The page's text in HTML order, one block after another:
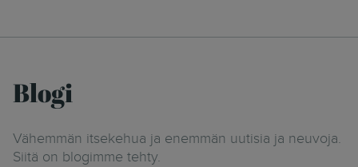
Blogi
Vähemmän itsekehua ja enemmän uutisia ja neuvoja.
Siitä on blogimme tehty.